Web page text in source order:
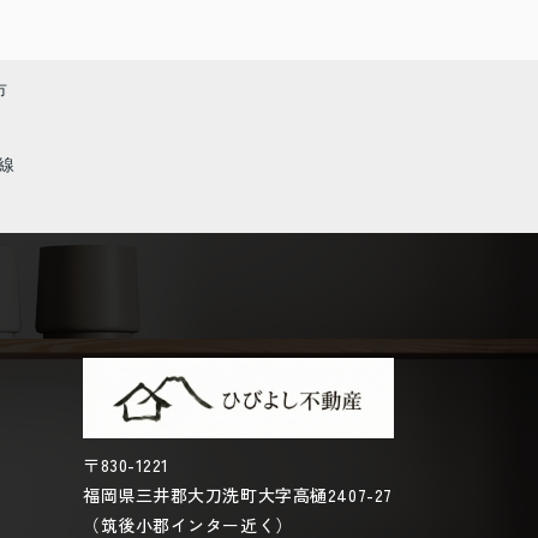
〒830-1221
福岡県三井郡大刀洗町大字高樋2407-27
（筑後小郡インター近く）